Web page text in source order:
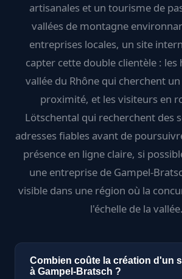
artisanales et un tourisme de
vallées de montagne
entreprises locales, un site
capter cette double clientèle : les
vallée du Rhône qui cherchent
proximité, et les visiteurs en
Lötschental qui recherchent des
adresses fiables avant de
présence en ligne claire, si
une entreprise de Gampel-
visible dans une région où la
l'échelle de la vallée.
Combien coûte la création d'un
à Gampel-Bratsch ?